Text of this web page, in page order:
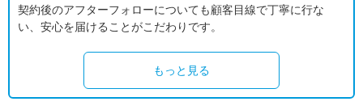
契約後のアフターフォローについても顧客目線で丁寧に行な
い、安心を届けることがこだわりです。
もっと見る